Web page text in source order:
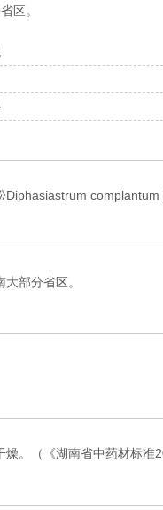
区。
Diphasiastrum
部分省区。
。（《湖南省中药材标准